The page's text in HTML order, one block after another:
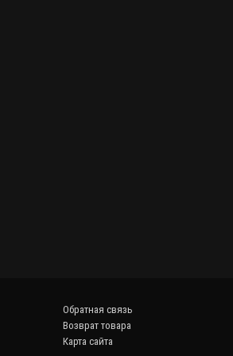
Обратная связь
Возврат товара
Карта сайта